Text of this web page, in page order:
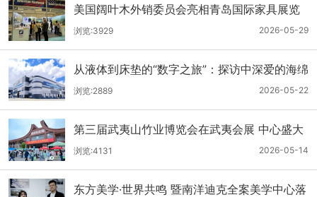
美国阔叶木外销委员会亮相青岛国际家具展览
会 携会员公司共促绿色可持续发展
2026-05-29
浏览:3929
从液体到床垫的“数字之旅”：探访中深爱的海绵
智造工厂
2026-05-22
浏览:2889
第三届武夷山竹业博览会在武夷会展 中心盛大
开启！
2026-05-14
浏览:4131
东方美学·世界共鸣 暨南洋迪克全案美学中心落